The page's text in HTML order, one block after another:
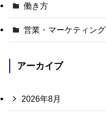
働き方
営業・マーケティング
アーカイブ
2026年8月